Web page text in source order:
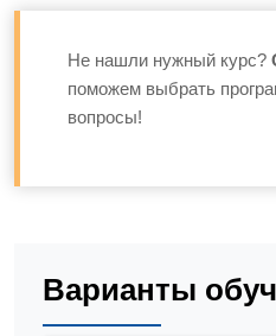
Не нашли нужный курс?
поможем выбрать
вопросы!
Варианты